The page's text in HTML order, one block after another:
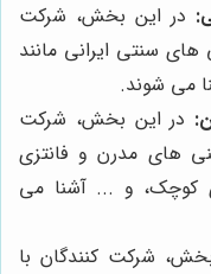
در این بخش، شرکت
های سنتی ایرانی مانند
می شوند.
در این بخش، شرکت
های مدرن و فانتزی
کوچک، و ... آشنا می
شرکت کنندگان با